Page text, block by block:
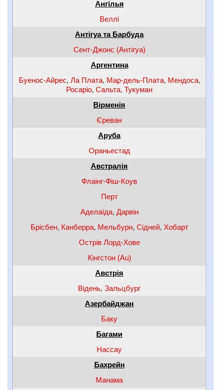
Ангілья
Веллі
Антігуа та Барбуда
Сент-Джонс (Антігуа)
Аргентина
Буенос-Айрес, Ла Плата, Мар-дель-Плата, Мендоса,
Росаріо, Сальта, Тукуман
Вірменія
Єреван
Аруба
Ораньестад
Австралія
Флаінг-Фіш-Коув
Перт
Аделаїда, Дарвін
Брісбен, Канберра, Мельбурн, Сідней, Хобарт
Острів Лорд-Хове
Кінгстон (Au)
Австрія
Відень, Зальцбург
Азербайджан
Баку
Багами
Нассау
Бахрейн
Манама